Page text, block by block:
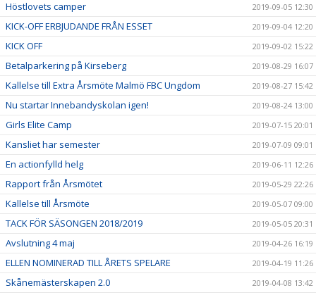
Höstlovets camper 2019-09-05 12:30
KICK-OFF ERBJUDANDE FRÅN ESSET 2019-09-04 12:20
KICK OFF 2019-09-02 15:22
Betalparkering på Kirseberg 2019-08-29 16:07
Kallelse till Extra Årsmöte Malmö FBC Ungdom 2019-08-27 15:42
Nu startar Innebandyskolan igen! 2019-08-24 13:00
Girls Elite Camp 2019-07-15 20:01
Kansliet har semester 2019-07-09 09:01
En actionfylld helg 2019-06-11 12:26
Rapport från Årsmötet 2019-05-29 22:26
Kallelse till Årsmöte 2019-05-07 09:00
TACK FÖR SÄSONGEN 2018/2019 2019-05-05 20:31
Avslutning 4 maj 2019-04-26 16:19
ELLEN NOMINERAD TILL ÅRETS SPELARE 2019-04-19 11:26
Skånemästerskapen 2.0 2019-04-08 13:42